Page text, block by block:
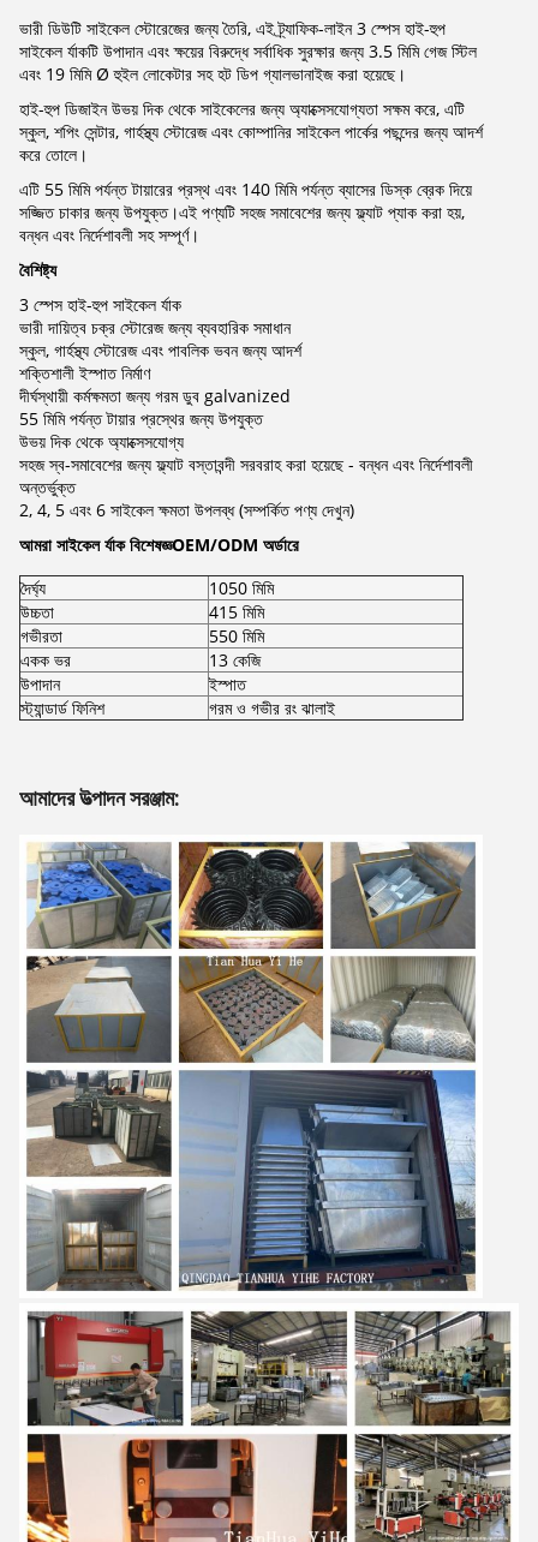
ভারী ডিউটি ​​সাইকেল স্টোরেজের জন্য তৈরি, এই ট্র্যাফিক-লাইন 3 স্পেস হাই-হুপ
সাইকেল র্যাকটি উপাদান এবং ক্ষয়ের বিরুদ্ধে সর্বাধিক সুরক্ষার জন্য 3.5 মিমি গেজ স্টিল
এবং 19 মিমি Ø হুইল লোকেটার সহ হট ডিপ গ্যালভানাইজ করা হয়েছে।
হাই-হুপ ডিজাইন উভয় দিক থেকে সাইকেলের জন্য অ্যাক্সেসযোগ্যতা সক্ষম করে, এটি
স্কুল, শপিং সেন্টার, গার্হস্থ্য স্টোরেজ এবং কোম্পানির সাইকেল পার্কের পছন্দের জন্য আদর্শ
করে তোলে।
এটি 55 মিমি পর্যন্ত টায়ারের প্রস্থ এবং 140 মিমি পর্যন্ত ব্যাসের ডিস্ক ব্রেক দিয়ে
সজ্জিত চাকার জন্য উপযুক্ত।এই পণ্যটি সহজ সমাবেশের জন্য ফ্ল্যাট প্যাক করা হয়,
বন্ধন এবং নির্দেশাবলী সহ সম্পূর্ণ।
বৈশিষ্ট্য
3 স্পেস হাই-হুপ সাইকেল র্যাক
ভারী দায়িত্ব চক্র স্টোরেজ জন্য ব্যবহারিক সমাধান
স্কুল, গার্হস্থ্য স্টোরেজ এবং পাবলিক ভবন জন্য আদর্শ
শক্তিশালী ইস্পাত নির্মাণ
দীর্ঘস্থায়ী কর্মক্ষমতা জন্য গরম ডুব galvanized
55 মিমি পর্যন্ত টায়ার প্রস্থের জন্য উপযুক্ত
উভয় দিক থেকে অ্যাক্সেসযোগ্য
সহজ স্ব-সমাবেশের জন্য ফ্ল্যাট বস্তাবন্দী সরবরাহ করা হয়েছে - বন্ধন এবং নির্দেশাবলী
অন্তর্ভুক্ত
2, 4, 5 এবং 6 সাইকেল ক্ষমতা উপলব্ধ (সম্পর্কিত পণ্য দেখুন)
আমরা সাইকেল র্যাক বিশেষজ্ঞOEM/ODM অর্ডারে
দৈর্ঘ্য
1050 মিমি
উচ্চতা
415 মিমি
গভীরতা
550 মিমি
একক ভর
13 কেজি
উপাদান
ইস্পাত
স্ট্যান্ডার্ড ফিনিশ
গরম ও গভীর রং ঝালাই
আমাদের উত্পাদন সরঞ্জাম: